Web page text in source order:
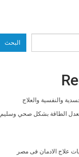
البحث
والنفسية والعلاج
معدل الطاقة بشكل صحي وسليم
علاج الادمان فى مصر